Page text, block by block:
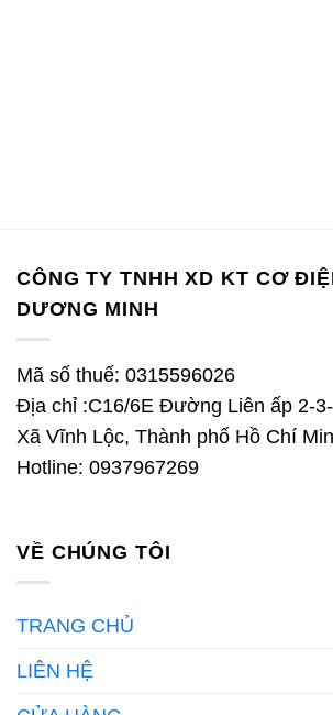
CÔNG TY TNHH XD KT CƠ
DƯƠNG MINH
Mã số thuế: 0315596026
Địa chỉ :C16/6E Đường Liên ấp 2-
Xã Vĩnh Lộc, Thành phố Hồ Chí
Hotline: 0937967269
VỀ CHÚNG TÔI
TRANG CHỦ
LIÊN HỆ